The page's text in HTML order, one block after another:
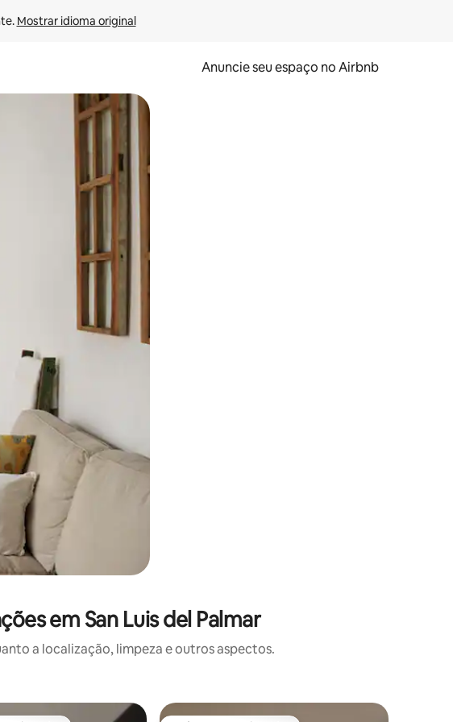
Mostrar idioma original
Anuncie seu espaço no Airbnb
ou tocando e deslizando o dedo na tela.
em San Luis del Palmar
a localização, limpeza e outros aspectos.